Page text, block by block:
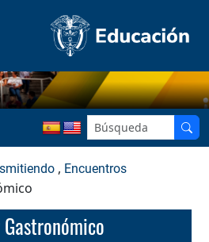
, Encuentros
Gastronómico